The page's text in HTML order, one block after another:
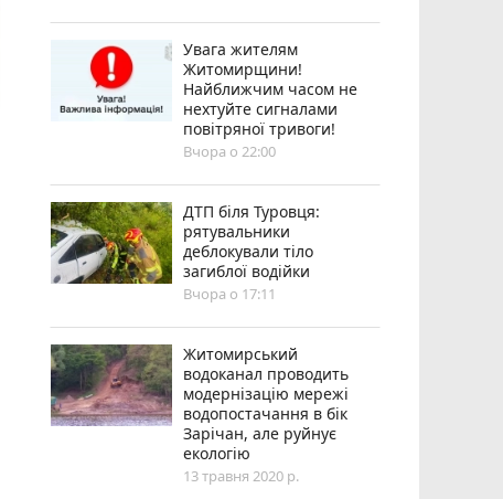
Увага жителям
Житомирщини!
Найближчим часом не
нехтуйте сигналами
повітряної тривоги!
Вчора о 22:00
ДТП біля Туровця:
рятувальники
деблокували тіло
загиблої водійки
Вчора о 17:11
Житомирський
водоканал проводить
модернізацію мережі
водопостачання в бік
Зарічан, але руйнує
екологію
13 травня 2020 р.